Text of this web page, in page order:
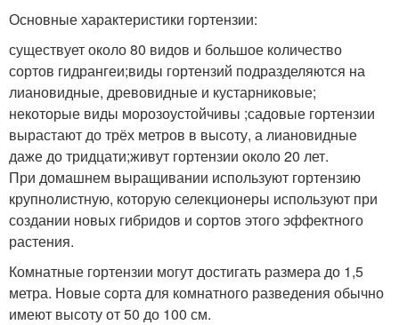
Основные характеристики гортензии:
существует около 80 видов и большое количество
сортов гидрангеи;виды гортензий подразделяются на
лиановидные, древовидные и кустарниковые;
некоторые виды морозоустойчивы ;садовые гортензии
вырастают до трёх метров в высоту, а лиановидные
даже до тридцати;живут гортензии около 20 лет.
При домашнем выращивании используют гортензию
крупнолистную, которую селекционеры используют при
создании новых гибридов и сортов этого эффектного
растения.
Комнатные гортензии могут достигать размера до 1,5
метра. Новые сорта для комнатного разведения обычно
имеют высоту от 50 до 100 см.